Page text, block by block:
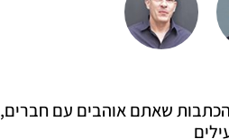
הכתבות שאתם אוהבים עם חברים,